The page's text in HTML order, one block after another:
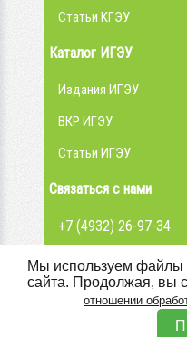
Статьи КГЭУ
Мы используем файлы
сайта. Продолжая, вы
отношении
Каталог ИГЭУ
Издания ИГЭУ
ВКР ИГЭУ
Статьи ИГЭУ
Связаться с нами
+7 (4932) 26-97-34
admin@library.ispu.ru
Вконтакте